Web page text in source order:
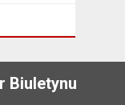
Biuletynu